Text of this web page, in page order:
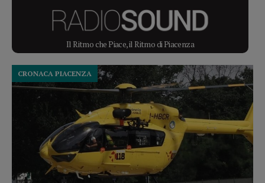
Il Ritmo che Piace, il Ritmo di Piacenza
CRONACA PIACENZA